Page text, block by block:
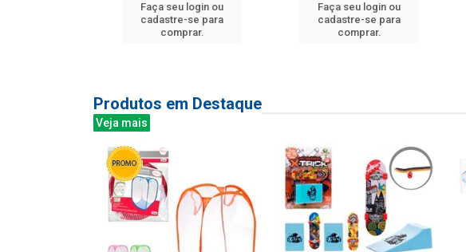
Faça seu login ou
cadastre-se para
comprar.
Faça seu login ou
cadastre-se para
comprar.
Produtos em Destaque
Veja mais